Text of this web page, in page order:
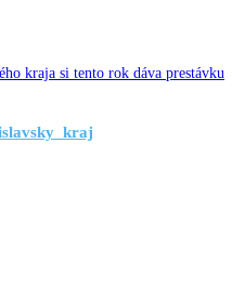
kraja si tento rok dáva prestávku